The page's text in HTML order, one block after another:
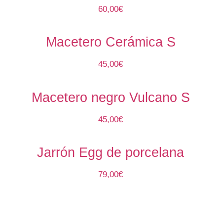
60,00€
Macetero Cerámica S
45,00€
Macetero negro Vulcano S
45,00€
Jarrón Egg de porcelana
79,00€